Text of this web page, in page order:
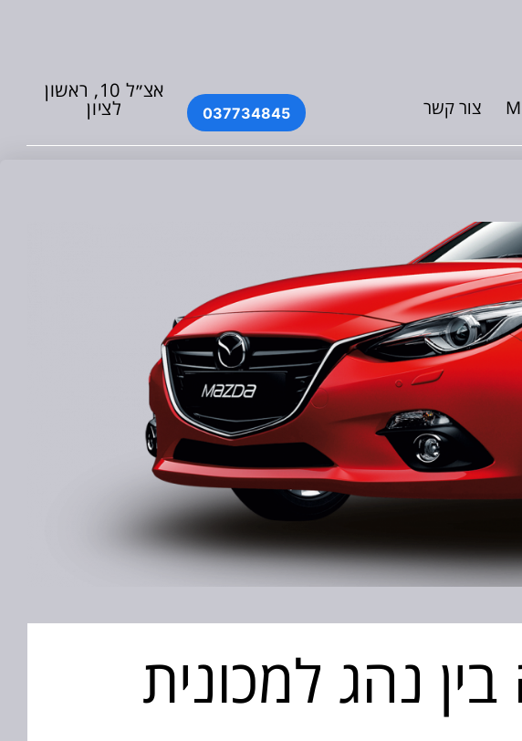
צור קשר 037734845
אצ״ל 10, ראשון
לציון
נהג למכונית